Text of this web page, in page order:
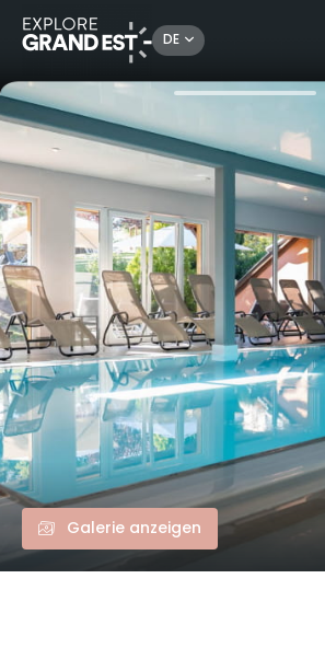
DE
Sehenswertes in der Region Grand Est
Galerie anzeigen